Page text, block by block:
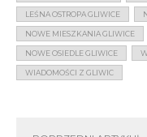
LEŚNA OSTROPA GLIWICE
NOWE MIESZKANIA GLIWICE
NOWE OSIEDLE GLIWICE
WIADOMOŚCI Z GLIWIC